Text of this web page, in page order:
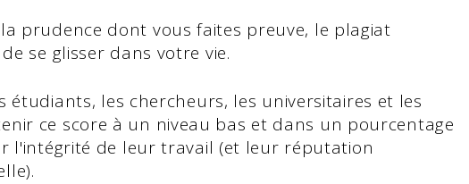
prudence dont vous faites preuve, le plagiat
se glisser dans votre vie.
les chercheurs, les universitaires et les
ce score à un niveau bas et dans un pourcentage
l'intégrité de leur travail (et leur réputation